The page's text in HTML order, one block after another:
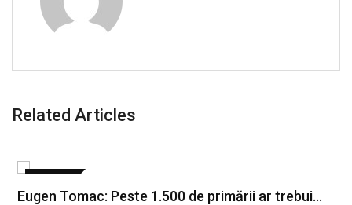
Related Articles
Eugen Tomac: Peste 1.500 de primării ar trebui…